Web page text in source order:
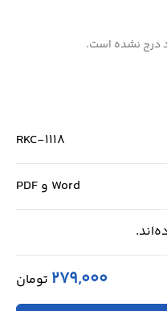
درج نشده است.
RKC-1118
Word و PDF
279,000 تومان